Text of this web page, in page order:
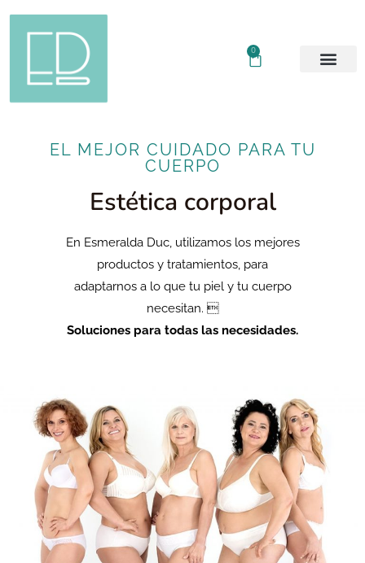
0
EL MEJOR CUIDADO PARA TU
CUERPO
Estética corporal
En Esmeralda Duc, utilizamos los mejores
productos y tratamientos, para
adaptarnos a lo que tu piel y tu cuerpo
necesitan. 
Soluciones para todas las necesidades.